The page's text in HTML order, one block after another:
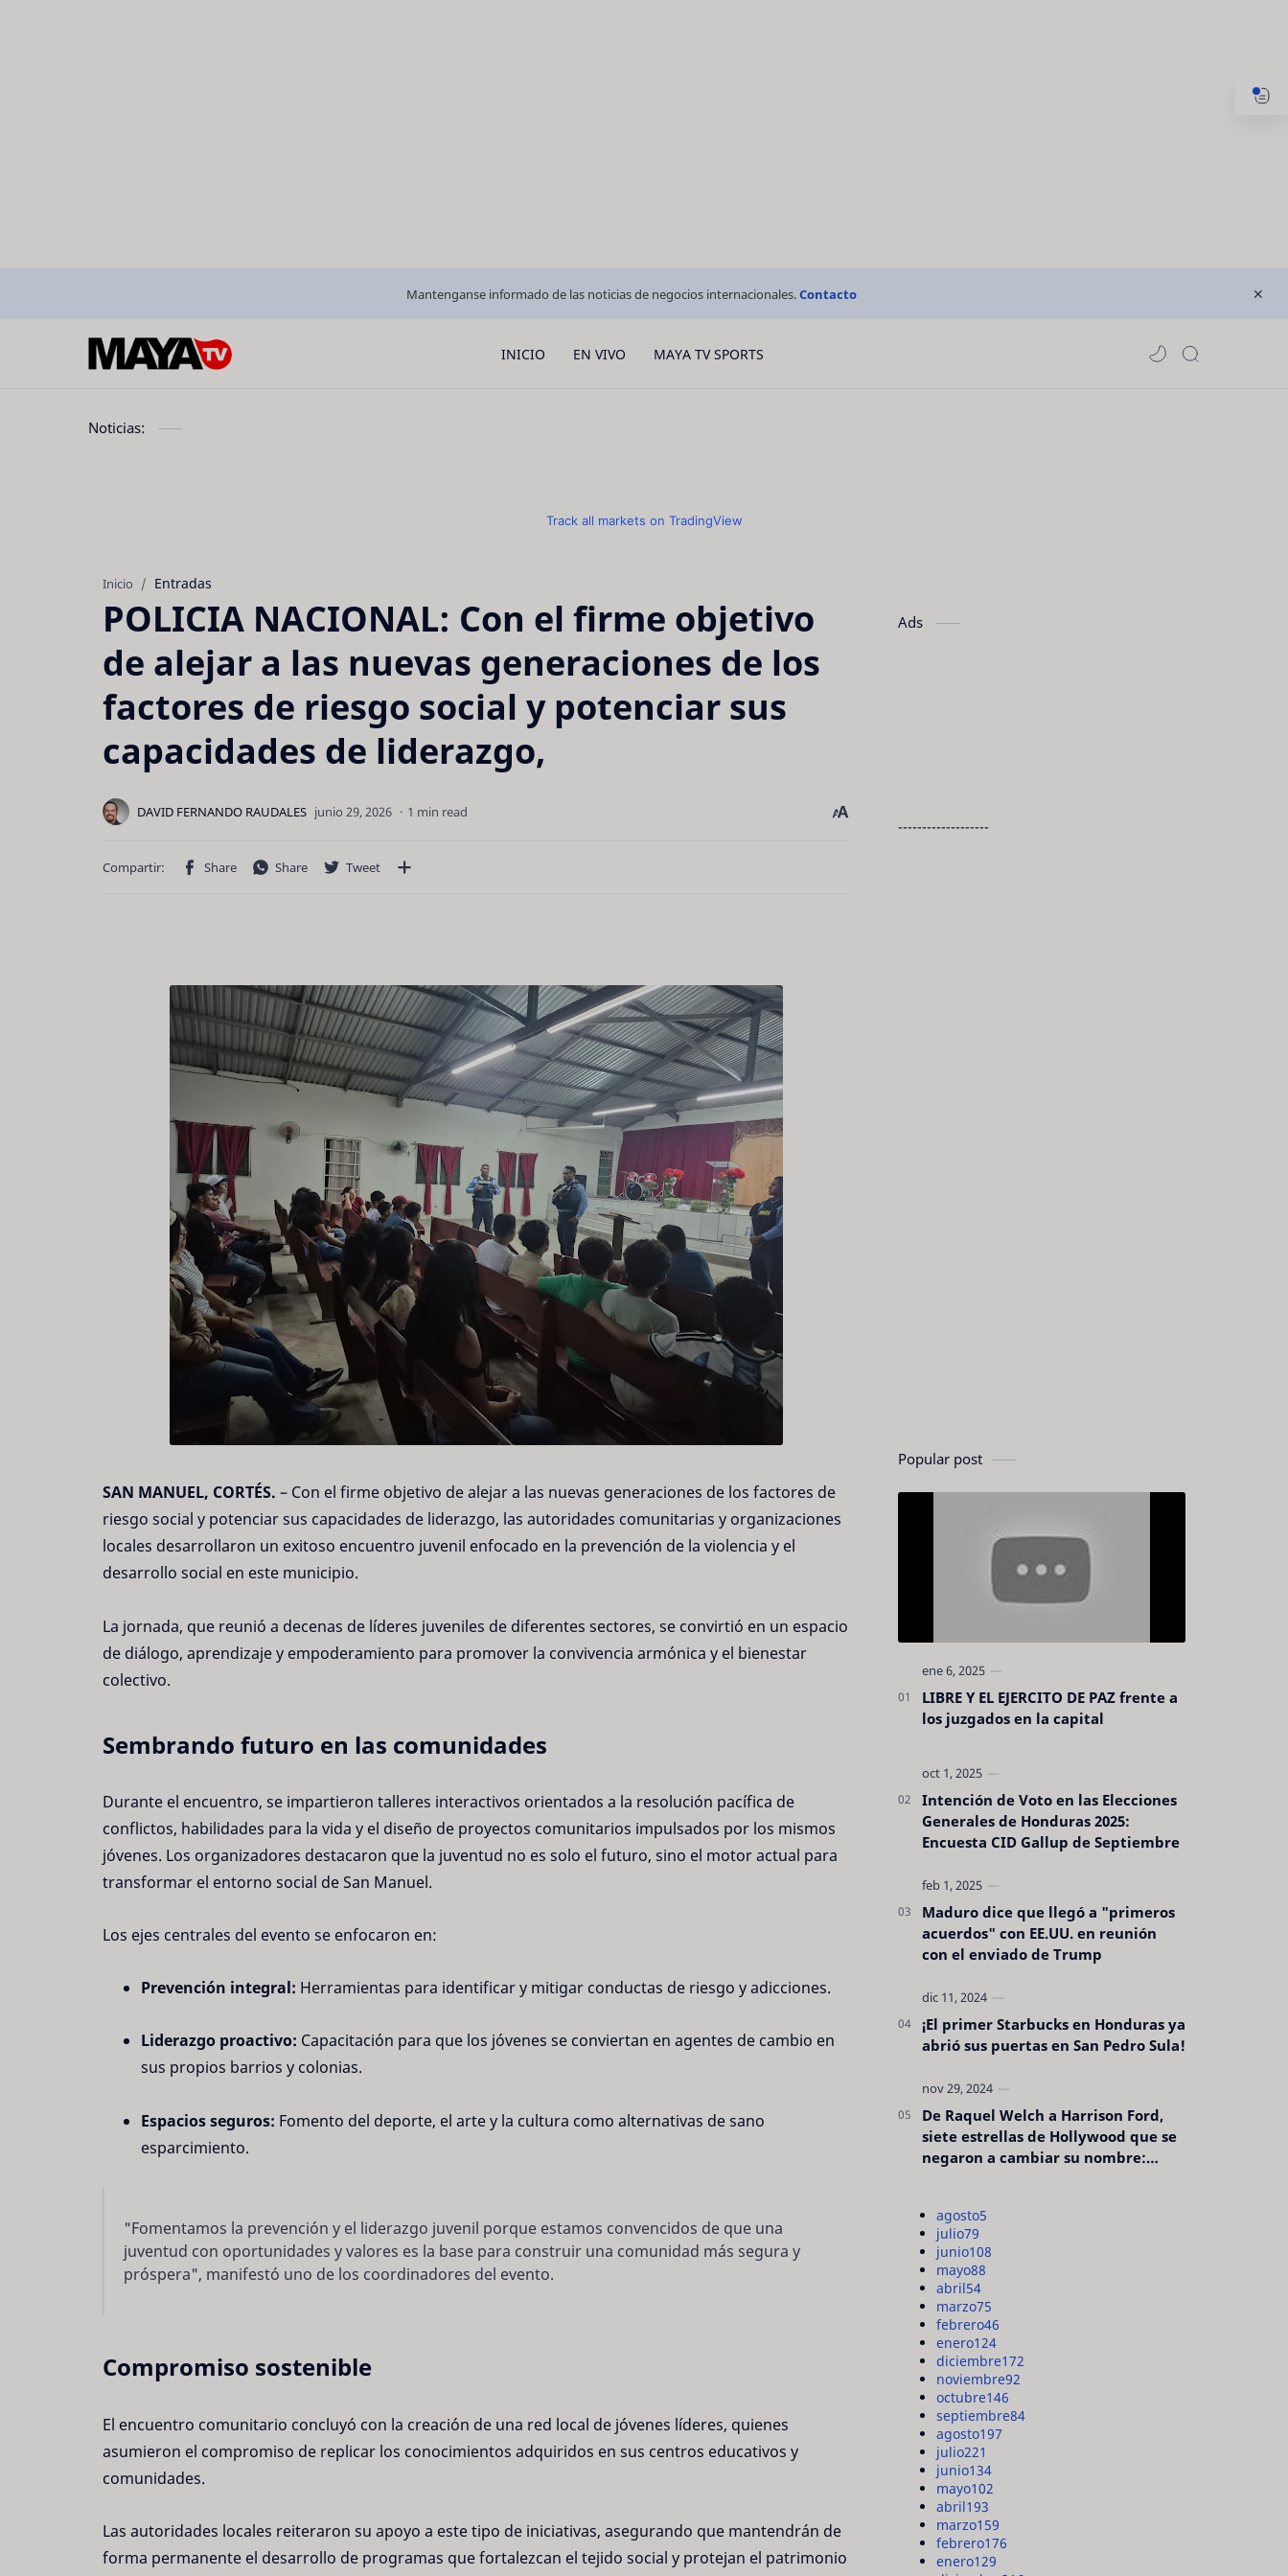
Mantenganse informado de las noticias de negocios internacionales.Contacto
INICIO EN VIVO MAYA TV SPORTS
Noticias:
Track all markets on TradingView
Inicio Entradas
POLICIA NACIONAL: Con el firme objetivo
de alejar a las nuevas generaciones de los
factores de riesgo social y potenciar sus
capacidades de liderazgo,
1 min read
SAN MANUEL, CORTÉS. – Con el firme objetivo de alejar a las nuevas generaciones de los factores de
riesgo social y potenciar sus capacidades de liderazgo, las autoridades comunitarias y organizaciones
locales desarrollaron un exitoso encuentro juvenil enfocado en la prevención de la violencia y el
desarrollo social en este municipio.
La jornada, que reunió a decenas de líderes juveniles de diferentes sectores, se convirtió en un espacio
de diálogo, aprendizaje y empoderamiento para promover la convivencia armónica y el bienestar
colectivo.
Sembrando futuro en las comunidades
Durante el encuentro, se impartieron talleres interactivos orientados a la resolución pacífica de
conflictos, habilidades para la vida y el diseño de proyectos comunitarios impulsados por los mismos
jóvenes. Los organizadores destacaron que la juventud no es solo el futuro, sino el motor actual para
transformar el entorno social de San Manuel.
Los ejes centrales del evento se enfocaron en:
Prevención integral: Herramientas para identificar y mitigar conductas de riesgo y adicciones.
Liderazgo proactivo: Capacitación para que los jóvenes se conviertan en agentes de cambio en
sus propios barrios y colonias.
Espacios seguros: Fomento del deporte, el arte y la cultura como alternativas de sano
esparcimiento.
"Fomentamos la prevención y el liderazgo juvenil porque estamos convencidos de que una
juventud con oportunidades y valores es la base para construir una comunidad más segura y
próspera", manifestó uno de los coordinadores del evento.
Compromiso sostenible
El encuentro comunitario concluyó con la creación de una red local de jóvenes líderes, quienes
asumieron el compromiso de replicar los conocimientos adquiridos en sus centros educativos y
comunidades.
Las autoridades locales reiteraron su apoyo a este tipo de iniciativas, asegurando que mantendrán de
forma permanente el desarrollo de programas que fortalezcan el tejido social y protejan el patrimonio
Ads
-------------------
Popular post
LIBRE Y EL EJERCITO DE PAZ frente a
los juzgados en la capital
Intención de Voto en las Elecciones
Generales de Honduras 2025:
Encuesta CID Gallup de Septiembre
Maduro dice que llegó a "primeros
acuerdos" con EE.UU. en reunión
con el enviado de Trump
¡El primer Starbucks en Honduras ya
abrió sus puertas en San Pedro Sula!
De Raquel Welch a Harrison Ford,
siete estrellas de Hollywood que se
negaron a cambiar su nombre:
agosto5
julio79
junio108
mayo88
abril54
marzo75
febrero46
enero124
diciembre172
noviembre92
octubre146
septiembre84
agosto197
julio221
junio134
mayo102
abril193
marzo159
febrero176
enero129